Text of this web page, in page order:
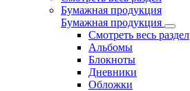
Бумажная продукция
Бумажная продукция
Смотреть весь раздел
Альбомы
Блокноты
Дневники
Обложки